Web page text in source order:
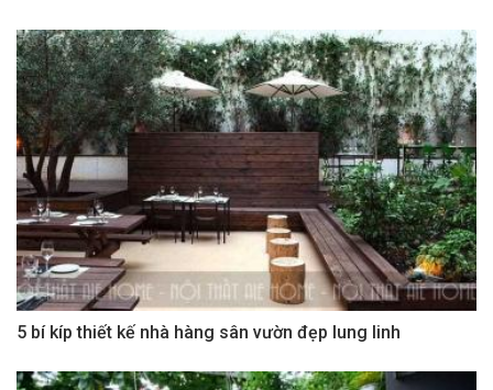
5 bí kíp thiết kế nhà hàng sân vườn đẹp lung linh